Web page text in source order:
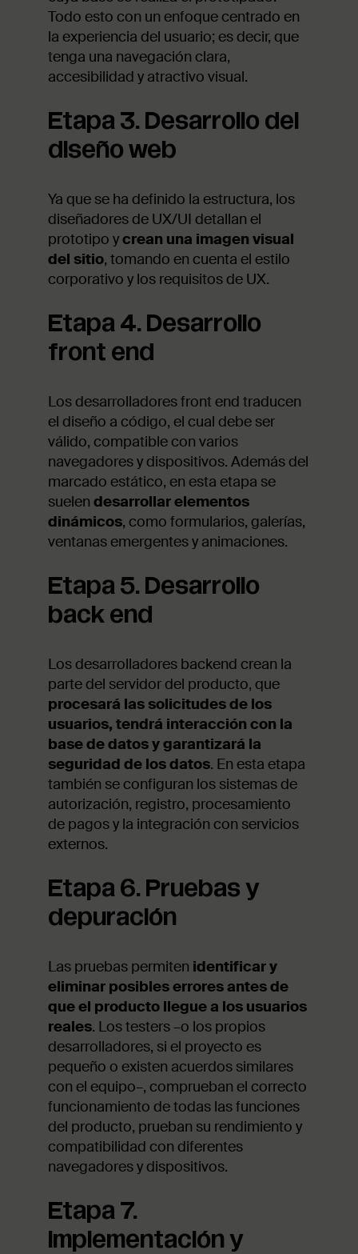
Todo esto con un enfoque centrado en
la experiencia del usuario; es decir, que
tenga una navegación clara,
accesibilidad y atractivo visual.
Etapa 3. Desarrollo del
diseño web
Ya que se ha definido la estructura, los
diseñadores de UX/UI detallan el
prototipo ycrean una imagen visual
del sitio, tomando en cuenta el estilo
corporativo y los requisitos de UX.
Etapa 4. Desarrollo
front end
Los desarrolladores front end traducen
el diseño a código, el cual debe ser
válido, compatible con varios
navegadores y dispositivos. Además del
marcado estático, en esta etapa se
suelen desarrollar elementos
dinámicos, como formularios, galerías,
ventanas emergentes y animaciones.
Etapa 5. Desarrollo
back end
Los desarrolladores backend crean la
parte del servidor del producto, que
procesará las solicitudes de los
usuarios, tendrá interacción con la
base de datos y garantizará la
seguridad de los datos. En esta etapa
también se configuran los sistemas de
autorización, registro, procesamiento
de pagos y la integración con servicios
externos.
Etapa 6. Pruebas y
depuración
Las pruebas permiten identificar y
eliminar posibles errores antes de
que el producto llegue a los usuarios
reales. Los testers –o los propios
desarrolladores, si el proyecto es
pequeño o existen acuerdos similares
con el equipo–, comprueban el correcto
funcionamiento de todas las funciones
del producto, prueban su rendimiento y
compatibilidad con diferentes
navegadores y dispositivos.
Etapa 7.
Implementación y